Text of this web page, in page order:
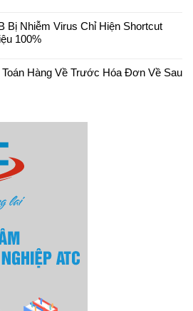
Bị Nhiễm Virus Chỉ Hiện Shortcut
100%
Hàng Về Trước Hóa Đơn Về Sau